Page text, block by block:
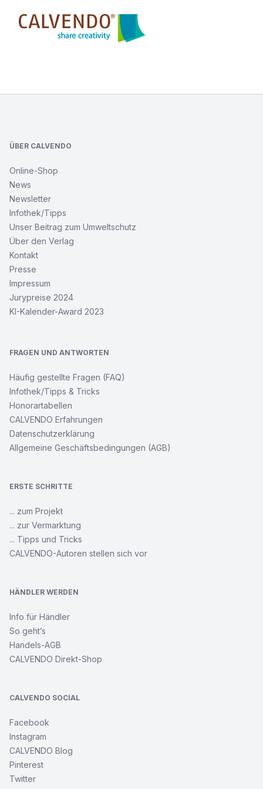
Calvendo
ÜBER CALVENDO
Online-Shop
News
Newsletter
Infothek/Tipps
Unser Beitrag zum Umweltschutz
Über den Verlag
Kontakt
Presse
Impressum
Jurypreise 2024
KI-Kalender-Award 2023
FRAGEN UND ANTWORTEN
Häufig gestellte Fragen (FAQ)
Infothek/Tipps & Tricks
Honorartabellen
CALVENDO Erfahrungen
Datenschutzerklärung
Allgemeine Geschäftsbedingungen (AGB)
ERSTE SCHRITTE
... zum Projekt
... zur Vermarktung
... Tipps und Tricks
CALVENDO-Autoren stellen sich vor
HÄNDLER WERDEN
Info für Händler
So geht’s
Handels-AGB
CALVENDO Direkt-Shop
CALVENDO SOCIAL
Facebook
Instagram
CALVENDO Blog
Pinterest
Twitter